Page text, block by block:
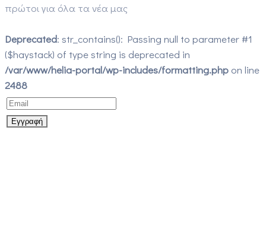
πρώτοι για όλα τα νέα μας
Deprecated: str_contains(): Passing null to parameter #1
($haystack) of type string is deprecated in
/var/www/helia-portal/wp-includes/formatting.php on line
2488